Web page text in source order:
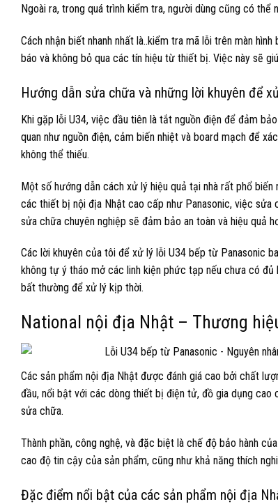
Ngoài ra, trong quá trình kiểm tra, người dùng cũng có
Cách nhận biết nhanh nhất là..kiểm tra mã lỗi trên màn
báo và không bỏ qua các tín hiệu từ thiết bị. Việc này sẽ
Hướng dẫn sửa chữa và những lời khuyên để
Khi gặp lỗi U34, việc đầu tiên là tắt nguồn điện để đảm
quan như nguồn điện, cảm biến nhiệt và board mạch để
không thể thiếu.
Một số hướng dẫn cách xử lý hiệu quả tại nhà rất phổ
các thiết bị nội địa Nhật cao cấp như Panasonic, việc
sửa chữa chuyên nghiệp sẽ đảm bảo an toàn và hiệu quả
Các lời khuyên của tôi để xử lý lỗi U34 bếp từ Panasonic
không tự ý tháo mở các linh kiện phức tạp nếu chưa có
bất thường để xử lý kịp thời.
National nội địa Nhật – Thương
Các sản phẩm nội địa Nhật được đánh giá cao bởi chất
đầu, nổi bật với các dòng thiết bị điện tử, đồ gia dụng cao
sửa chữa.
Thành phần, công nghệ, và đặc biệt là chế độ bảo hành của
cao độ tin cậy của sản phẩm, cũng như khả năng thích
Đặc điểm nổi bật của các sản phẩm nội địa